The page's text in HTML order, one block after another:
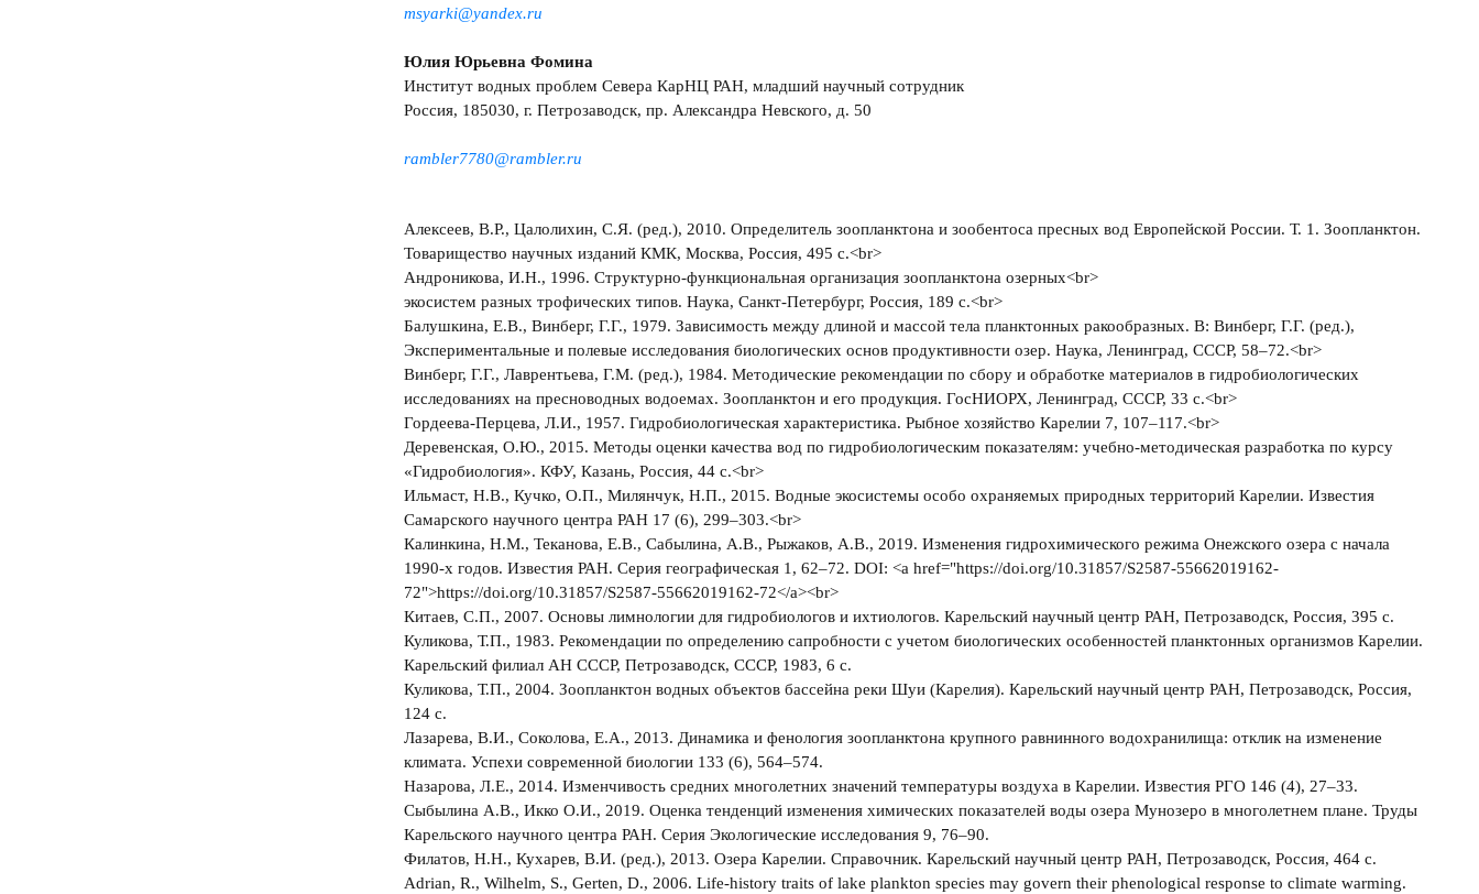
msyarki@yandex.ru
Юлия Юрьевна Фомина
Институт водных проблем Севера КарНЦ РАН, младший научный сотрудник
Россия, 185030, г. Петрозаводск, пр. Александра Невского, д. 50
rambler7780@rambler.ru
Алексеев, В.Р., Цалолихин, С.Я. (ред.), 2010. Определитель зоопланктона и зообентоса пресных вод Европейской России. Т. 1. Зоопланктон.
Товарищество научных изданий КМК, Москва, Россия, 495 с.<br>
Андроникова, И.Н., 1996. Структурно-функциональная организация зоопланктона озерных<br>
экосистем разных трофических типов. Наука, Санкт-Петербург, Россия, 189 с.<br>
Балушкина, Е.В., Винберг, Г.Г., 1979. Зависимость между длиной и массой тела планктонных ракообразных. В: Винберг, Г.Г. (ред.),
Экспериментальные и полевые исследования биологических основ продуктивности озер. Наука, Ленинград, СССР, 58–72.<br>
Винберг, Г.Г., Лаврентьева, Г.М. (ред.), 1984. Методические рекомендации по сбору и обработке материалов в гидробиологических
исследованиях на пресноводных водоемах. Зоопланктон и его продукция. ГосНИОРХ, Ленинград, СССР, 33 с.<br>
Гордеева-Перцева, Л.И., 1957. Гидробиологическая характеристика. Рыбное хозяйство Карелии 7, 107–117.<br>
Деревенская, О.Ю., 2015. Методы оценки качества вод по гидробиологическим показателям: учебно-методическая разработка по курсу
«Гидробиология». КФУ, Казань, Россия, 44 с.<br>
Ильмаст, Н.В., Кучко, О.П., Милянчук, Н.П., 2015. Водные экосистемы особо охраняемых природных территорий Карелии. Известия
Самарского научного центра РАН 17 (6), 299–303.<br>
Калинкина, Н.М., Теканова, Е.В., Сабылина, А.В., Рыжаков, А.В., 2019. Изменения гидрохимического режима Онежского озера с начала
1990-х годов. Известия РАН. Серия географическая 1, 62–72. DOI: <a href="https://doi.org/10.31857/S2587-55662019162-
72">https://doi.org/10.31857/S2587-55662019162-72</a><br>
Китаев, С.П., 2007. Основы лимнологии для гидробиологов и ихтиологов. Карельский научный центр РАН, Петрозаводск, Россия, 395 с.
Куликова, Т.П., 1983. Рекомендации по определению сапробности с учетом биологических особенностей планктонных организмов Карелии.
Карельский филиал АН СССР, Петрозаводск, СССР, 1983, 6 с.
Куликова, Т.П., 2004. Зоопланктон водных объектов бассейна реки Шуи (Карелия). Карельский научный центр РАН, Петрозаводск, Россия,
124 с.
Лазарева, В.И., Соколова, Е.А., 2013. Динамика и фенология зоопланктона крупного равнинного водохранилища: отклик на изменение
климата. Успехи современной биологии 133 (6), 564–574.
Назарова, Л.Е., 2014. Изменчивость средних многолетних значений температуры воздуха в Карелии. Известия РГО 146 (4), 27‒33.
Сыбылина А.В., Икко О.И., 2019. Оценка тенденций изменения химических показателей воды озера Мунозеро в многолетнем плане. Труды
Карельского научного центра РАН. Серия Экологические исследования 9, 76‒90.
Филатов, Н.Н., Кухарев, В.И. (ред.), 2013. Озера Карелии. Справочник. Карельский научный центр РАН, Петрозаводск, Россия, 464 с.
Adrian, R., Wilhelm, S., Gerten, D., 2006. Life-history traits of lake plankton species may govern their phenological response to climate warming.